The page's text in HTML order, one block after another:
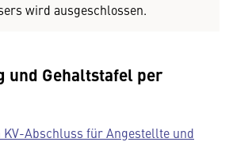
wird ausgeschlossen.
und Gehaltstafel per
Abschluss für Angestellte und